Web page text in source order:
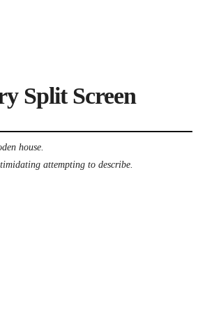
Split Screen
house.
attempting to describe.